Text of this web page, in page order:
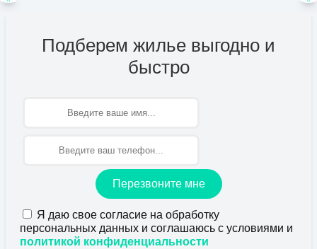
Подберем жилье выгодно и
быстро
Перезвоните мне
Я даю свое согласие на обработку
персональных данных и соглашаюсь с условиями и
политикой конфиденциальности